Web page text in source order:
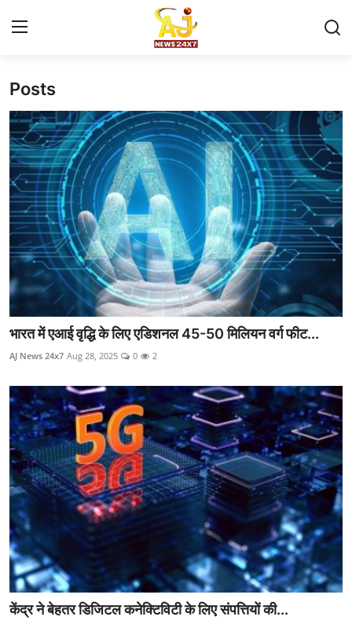
Login
बिहार न्यूज
बिहार चुनाव
खेल
मनोरंजन
लाइफस्टाइल
बिजनेस
एजुकेशन / करियर
विदेश
ऑटो
Posts
भारत में एआई वृद्धि के लिए एडिशनल 45-50 मिलियन वर्ग फीट...
AJ News 24x7 Aug 28, 2025 0 2
केंद्र ने बेहतर डिजिटल कनेक्टिविटी के लिए संपत्तियों की...